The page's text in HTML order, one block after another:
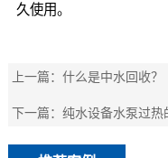
久使用。
上一篇：什么是中水回收？
下一篇：纯水设备水泵过热